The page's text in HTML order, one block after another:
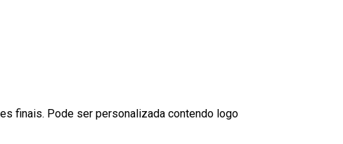
finais. Pode ser personalizada contendo logo